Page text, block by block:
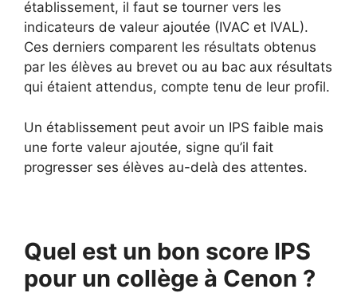
établissement, il faut se tourner vers les
indicateurs de valeur ajoutée (IVAC et IVAL).
Ces derniers comparent les résultats obtenus
par les élèves au brevet ou au bac aux résultats
qui étaient attendus, compte tenu de leur profil.
Un établissement peut avoir un IPS faible mais
une forte valeur ajoutée, signe qu’il fait
progresser ses élèves au-delà des attentes.
Quel est un bon score IPS
pour un collège à Cenon ?